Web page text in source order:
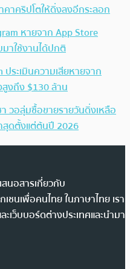
าคริปโตให้ดิ่งลงอีกระลอก
หายจาก App Store
าใช้งานได้ปกติ
ประเมินความเสียหายจาก
งถึง $130 ล้าน
วอลุ่มซื้อขายรายวันดิ่งเหลือ
ดตั้งแต่ต้นปี 2026
นอสารเกี่ยวกับ
ชนเพื่อคนไทย ในภาษาไทย เรา
เว็บบอร์ดต่างประเทศและนำมา